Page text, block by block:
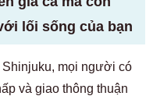
lối sống của bạn
Shinjuku, mọi người có
và giao thông thuận